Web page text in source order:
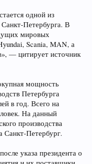
одной из
Петербурга. В
мировых
Scania, MAN, а
— цитирует источник
мощность
Петербурга
в год. Всего на
На данный
производства
Санкт-Петербург.
указа президента о